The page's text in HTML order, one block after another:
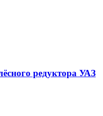
редуктора УАЗ